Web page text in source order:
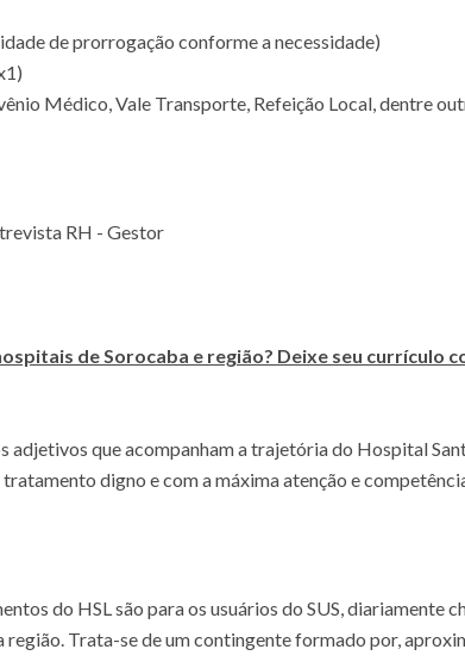
de prorrogação conforme a necessidade)
Médico, Vale Transporte, Refeição Local, dentre
RH - Gestor
de Sorocaba e região? Deixe seu currículo
adjetivos que acompanham a trajetória do Hospital
tratamento digno e com a máxima atenção e
do HSL são para os usuários do SUS, diariamente
região. Trata-se de um contingente formado por,